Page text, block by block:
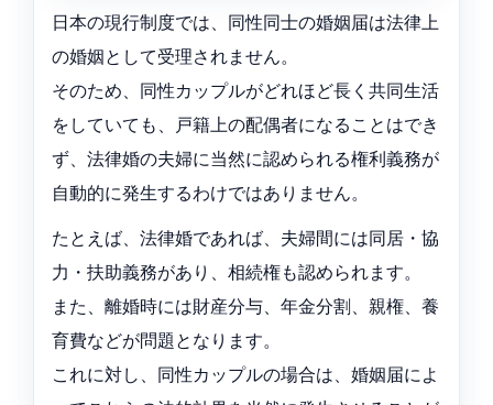
日本の現行制度では、同性同士の婚姻届は法律上
の婚姻として受理されません。
そのため、同性カップルがどれほど長く共同生活
をしていても、戸籍上の配偶者になることはでき
ず、法律婚の夫婦に当然に認められる権利義務が
自動的に発生するわけではありません。
たとえば、法律婚であれば、夫婦間には同居・協
力・扶助義務があり、相続権も認められます。
また、離婚時には財産分与、年金分割、親権、養
育費などが問題となります。
これに対し、同性カップルの場合は、婚姻届によ